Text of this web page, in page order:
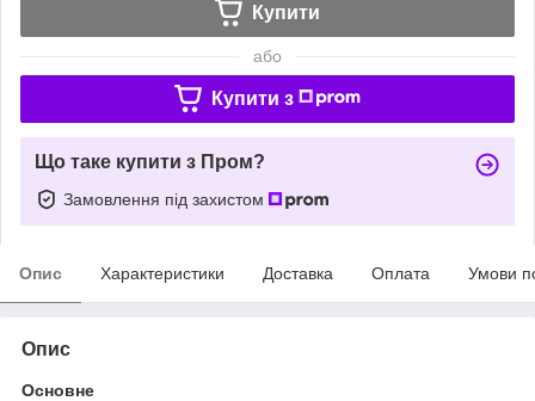
Купити
або
Купити з
Що таке купити з Пром?
Замовлення під захистом
Опис Характеристики Доставка Оплата Умови
Опис
Основне